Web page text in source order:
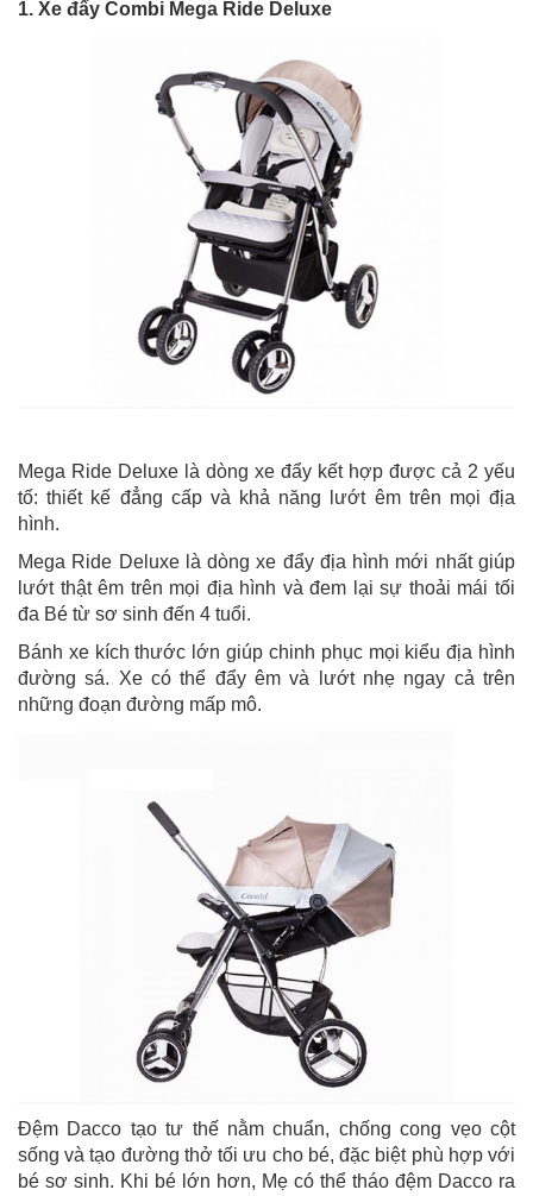
1. Xe đẩy Combi Mega Ride Deluxe
Mega Ride Deluxe là dòng xe đẩy kết hợp được cả 2 yếu
tố: thiết kế đẳng cấp và khả năng lướt êm trên mọi địa
hình.
Mega Ride Deluxe là dòng xe đẩy địa hình mới nhất giúp
lướt thật êm trên mọi địa hình và đem lại sự thoải mái tối
đa Bé từ sơ sinh đến 4 tuổi.
Bánh xe kích thước lớn giúp chinh phục mọi kiểu địa hình
đường sá. Xe có thể đẩy êm và lướt nhẹ ngay cả trên
những đoạn đường mấp mô.
Đệm Dacco tạo tư thế nằm chuẩn, chống cong vẹo cột
sống và tạo đường thở tối ưu cho bé, đặc biệt phù hợp với
bé sơ sinh. Khi bé lớn hơn, Mẹ có thể tháo đệm Dacco ra